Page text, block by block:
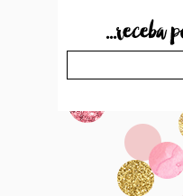
...receba